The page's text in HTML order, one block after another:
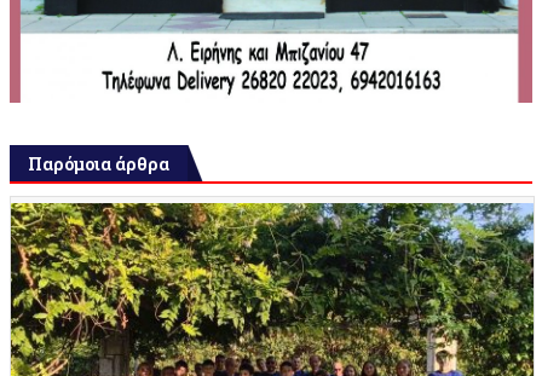
Παρόμοια άρθρα